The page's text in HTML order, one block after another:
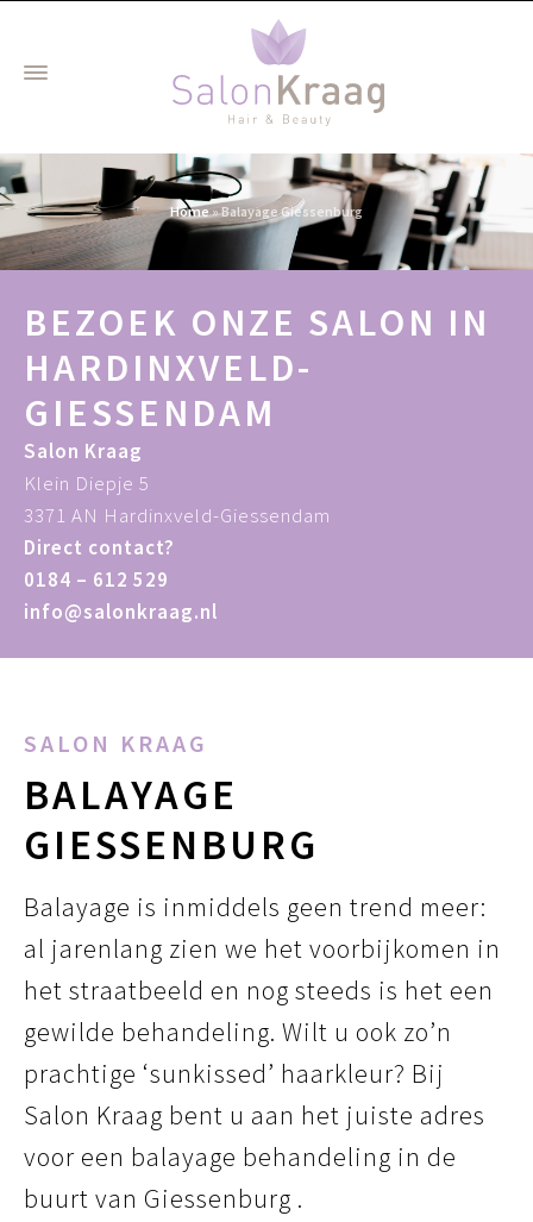
Home»Balayage Giessenburg
BEZOEK ONZE SALON IN
HARDINXVELD-
GIESSENDAM
Salon Kraag
Klein Diepje 5
3371 AN Hardinxveld-Giessendam
Direct contact?
0184 – 612 529
info@salonkraag.nl
SALON KRAAG
BALAYAGE
GIESSENBURG
Balayage is inmiddels geen trend meer:
al jarenlang zien we het voorbijkomen in
het straatbeeld en nog steeds is het een
gewilde behandeling. Wilt u ook zo’n
prachtige ‘sunkissed’ haarkleur? Bij
Salon Kraag bent u aan het juiste adres
voor een balayage behandeling in de
buurt van Giessenburg .